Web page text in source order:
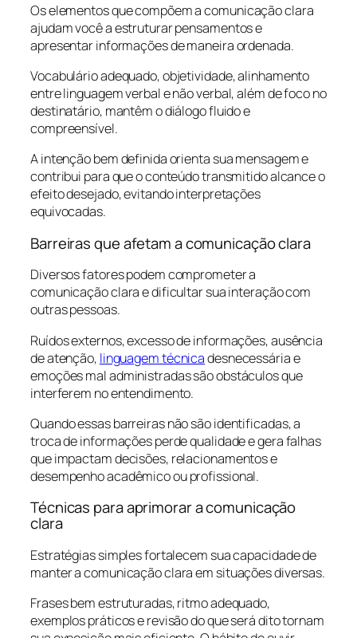
Os elementos que compõem a comunicação clara
ajudam você a estruturar pensamentos e
apresentar informações de maneira ordenada.
Vocabulário adequado, objetividade, alinhamento
entre linguagem verbal e não verbal, além de foco no
destinatário, mantêm o diálogo fluido e
compreensível.
A intenção bem definida orienta sua mensagem e
contribui para que o conteúdo transmitido alcance o
efeito desejado, evitando interpretações
equivocadas.
Barreiras que afetam a comunicação clara
Diversos fatores podem comprometer a
comunicação clara e dificultar sua interação com
outras pessoas.
Ruídos externos, excesso de informações, ausência
de atenção, linguagem técnicadesnecessária e
emoções mal administradas são obstáculos que
interferem no entendimento.
Quando essas barreiras não são identificadas, a
troca de informações perde qualidade e gera falhas
que impactam decisões, relacionamentos e
desempenho acadêmico ou profissional.
Técnicas para aprimorar a comunicação
clara
Estratégias simples fortalecem sua capacidade de
manter a comunicação clara em situações diversas.
Frases bem estruturadas, ritmo adequado,
exemplos práticos e revisão do que será dito tornam